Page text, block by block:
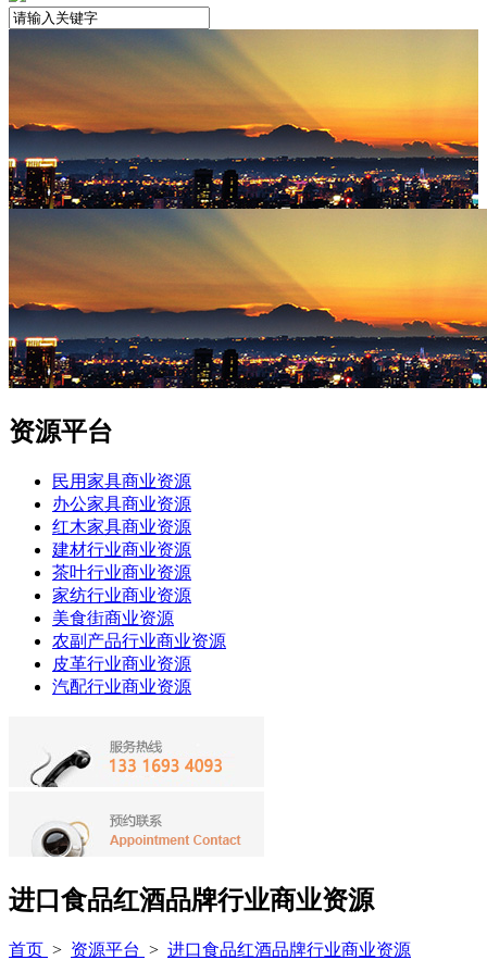
资源平台
民用家具商业资源
办公家具商业资源
红木家具商业资源
建材行业商业资源
茶叶行业商业资源
家纺行业商业资源
美食街商业资源
农副产品行业商业资源
皮革行业商业资源
汽配行业商业资源
进口食品红酒品牌行业商业资源
首页 > 资源平台 > 进口食品红酒品牌行业商业资源